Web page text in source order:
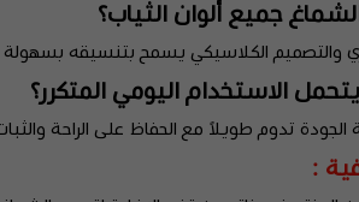
جميع ألوان الثياب؟
والتصميم الكلاسيكي يسمح بتنسيقه بسهولة
الاستخدام اليومي المتكرر؟
الجودة تدوم طويلاً مع الحفاظ على الراحة
: